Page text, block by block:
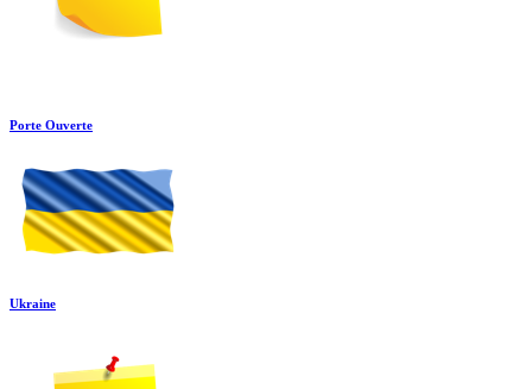
Porte Ouverte
Ukraine